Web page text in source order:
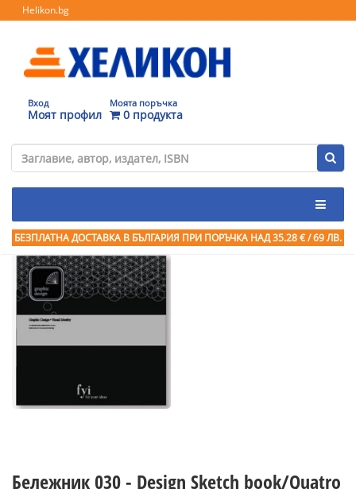
Helikon.bg
Вход
Моят профил
Моята поръчка
0 продукта
БЕЗПЛАТНА ДОСТАВКА В БЪЛГАРИЯ ПРИ ПОРЪЧКА НАД 35.28 € / 69 ЛВ.
Бележник 030 - Design Sketch book/Quatro